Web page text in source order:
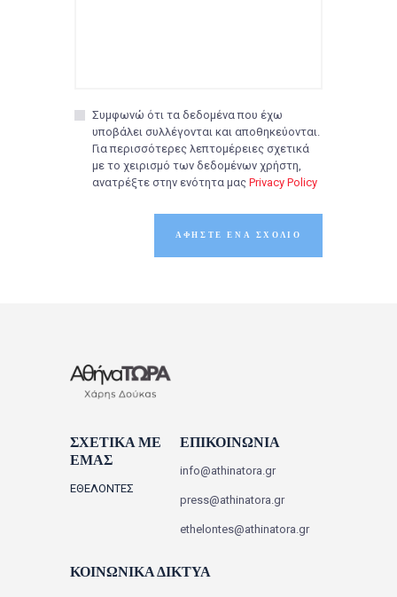
Συμφωνώ ότι τα δεδομένα που έχω
υποβάλει συλλέγονται και αποθηκεύονται.
Για περισσότερες λεπτομέρειες σχετικά
με το χειρισμό των δεδομένων χρήστη,
ανατρέξτε στην ενότητα μας Privacy Policy
ΣΧΕΤΙΚΑ ΜΕ
ΕΜΑΣ
ΕΘΕΛΟΝΤΕΣ
ΕΠΙΚΟΙΝΩΝΙΑ
info@athinatora.gr
press@athinatora.gr
ethelontes@athinatora.gr
ΚΟΙΝΩΝΙΚΑ ΔΙΚΤΥΑ